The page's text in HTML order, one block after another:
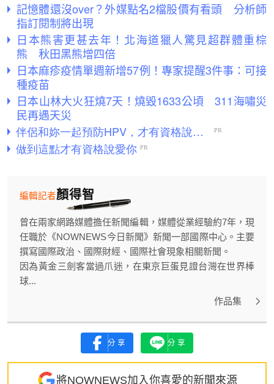
記憶體還沒over？外媒點名2檔股價有看頭 分析師
指訂閱制將出現
日本熊害更甚去年！北海道獵人驚見超群體重棕
熊 秋田黑熊增四倍
日本麻疹疫情單週新增57例！專家提醒3件事：可接
種疫苗
日本山林大火狂燒7天！燒毀1633公頃 311海嘯災
民再遇天災
顏得智
編輯記者
曾在兩家網路媒體擔任新聞編輯，媒體從業經驗約7年，現
任職於《NOWNEWS今日新聞》新聞一部國際中心。主要
撰寫國際政治、國際財經、國際社會現象相關新聞。
因為黃金三劍客當過爪迷，在東京巨蛋見證台灣在世界棒
球...
作品集
分享 分享
將NOWNEWS加入你喜愛的新聞來源